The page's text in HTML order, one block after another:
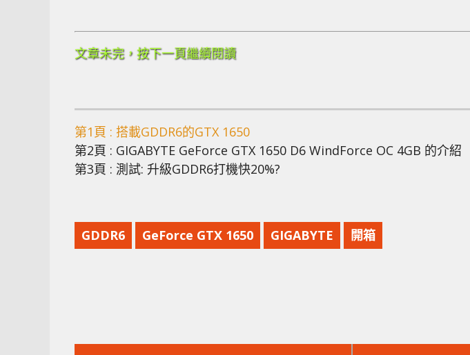
文章未完，按下一頁繼續閱讀
第1頁 : 搭載GDDR6的GTX 1650
第2頁 : GIGABYTE GeForce GTX 1650 D6 WindForce OC 4GB 的介紹
第3頁 : 測試: 升級GDDR6打機快20%?
GDDR6 GeForce GTX 1650 GIGABYTE 開箱